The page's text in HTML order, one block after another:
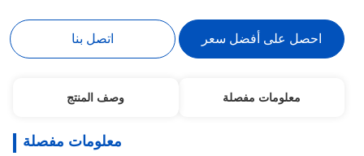
احصل على أفضل سعر اتصل بنا
معلومات مفصلة وصف المنتج
معلومات مفصلة